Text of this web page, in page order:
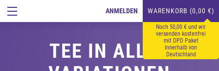
ANMELDEN WARENKORB (0,00 €)
Noch 50,00 € und wir
versenden kostenfrei
mit DPD Paket
innerhalb von
Deutschland
TEE IN ALLEN